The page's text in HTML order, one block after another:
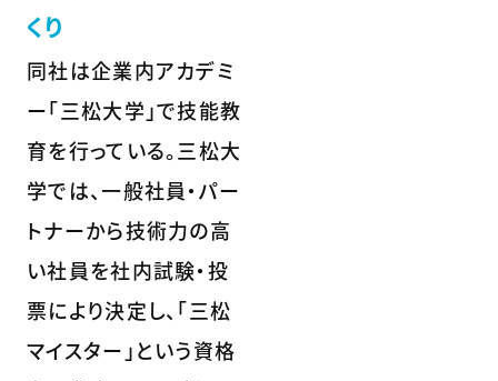
くり
同社は企業内アカデミ
ー「三松大学」で技能教
育を行っている。三松大
学では、一般社員・パー
トナーから技術力の高
い社員を社内試験・投
票により決定し、「三松
マイスター」という資格